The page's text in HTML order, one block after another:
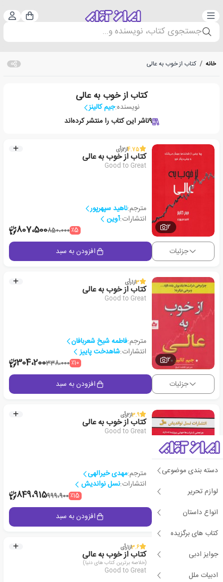
دسته‌بندی سبد
جستجوی کتاب، نویسنده و...
دسته بندی موضوعی
لوازم تحریر
انواع داستان
کتاب های برگزیده
جوایز ادبی
ادبیات ملل
خانه / کتاب از خوب به عالی
کتاب از خوب به عالی
نویسنده:جیم کالینز
9ناشر این کتاب را منتشر کرده‌اند
2
4.75از2رأی
کتاب از خوب به عالی
Good to Great
مترجم:ناهید سپهرپور
انتشارات:آوین
٪5850،000807،500
جزئیات افزودن به سبد
2
3از1رأی
کتاب از خوب به عالی
Good to Great
مترجم:فاطمه شیخ شعربافان
انتشارات:شاهدخت پاییز
٪10338،000304،200
جزئیات افزودن به سبد
3.9از2رأی
کتاب از خوب به عالی
Good to Great
مترجم:مهدی خیرالهی
انتشارات:نسل نواندیش
٪15999،900849،915
جزئیات افزودن به سبد
3.6از1رأی
کتاب از خوب به عالی
(خلاصه برترین کتاب های دنیا)
Good to Great